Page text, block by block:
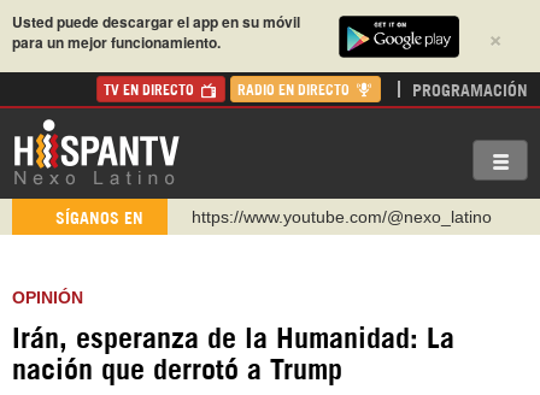
×
Usted puede descargar el app en su móvil
para un mejor funcionamiento.
TV EN DIRECTO RADIO EN DIRECTO PROGRAMACIÓN
SÍGANOS EN
https://www.youtube.com/@nexo_latino
https://urmedium.com/c/hispantv
WhatsApp y Viber: +98 921 79 29 404
OPINIÓN
Irán, esperanza de la Humanidad: La
nación que derrotó a Trump